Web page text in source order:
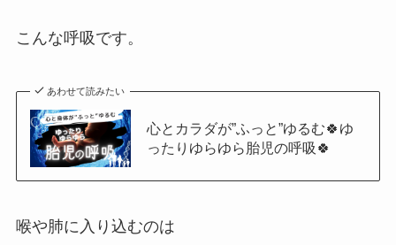
こんな呼吸です。
あわせて読みたい
心とカラダが”ふっと”ゆるむ🍀ゆ
ったりゆらゆら胎児の呼吸🍀
喉や肺に入り込むのは